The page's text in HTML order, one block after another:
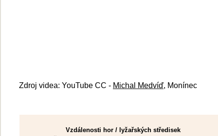
Zdroj videa: YouTube CC - Michal Medvíď, Monínec
Vzdálenosti hor / lyžařských středisek